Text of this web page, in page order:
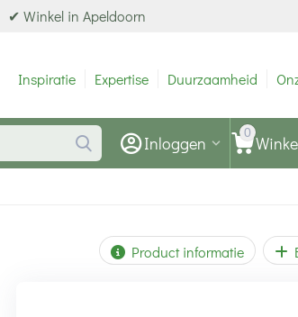
✔ Winkel in Apeldoorn
Inspiratie Expertise Duurzaamheid
0
Inloggen
Product informatie